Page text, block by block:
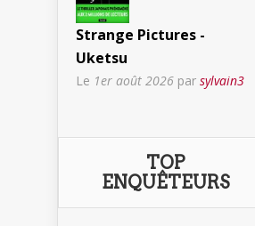
Strange Pictures -
Uketsu
Le 1er août 2026 par sylvain3
TOP
ENQUÊTEURS